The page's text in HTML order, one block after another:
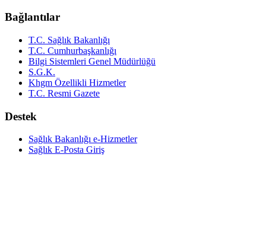
Bağlantılar
T.C. Sağlık Bakanlığı
T.C. Cumhurbaşkanlığı
Bilgi Sistemleri Genel Müdürlüğü
S.G.K.
Khgm Özellikli Hizmetler
T.C. Resmi Gazete
Destek
Sağlık Bakanlığı e-Hizmetler
Sağlık E-Posta Giriş